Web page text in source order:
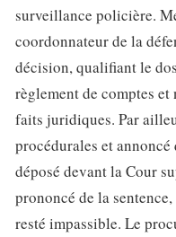
surveillance policière.
coordonnateur de la
décision, qualifiant le
règlement de comptes
faits juridiques. Par
procédurales et
déposé devant la Cour
prononcé de la
resté impassible. Le